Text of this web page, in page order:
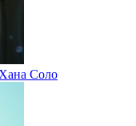
Соло